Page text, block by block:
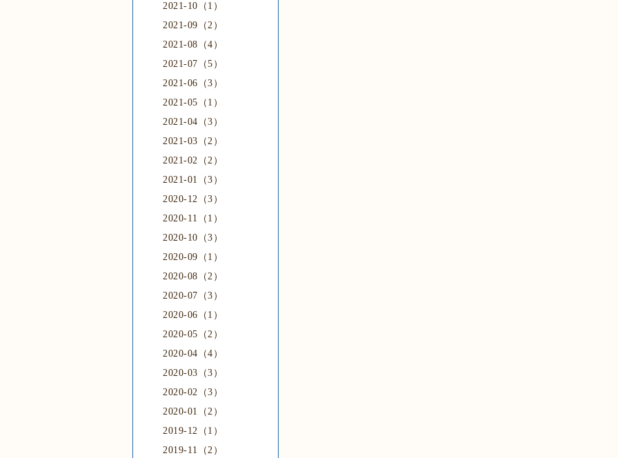
2021-10（1）
2021-09（2）
2021-08（4）
2021-07（5）
2021-06（3）
2021-05（1）
2021-04（3）
2021-03（2）
2021-02（2）
2021-01（3）
2020-12（3）
2020-11（1）
2020-10（3）
2020-09（1）
2020-08（2）
2020-07（3）
2020-06（1）
2020-05（2）
2020-04（4）
2020-03（3）
2020-02（3）
2020-01（2）
2019-12（1）
2019-11（2）